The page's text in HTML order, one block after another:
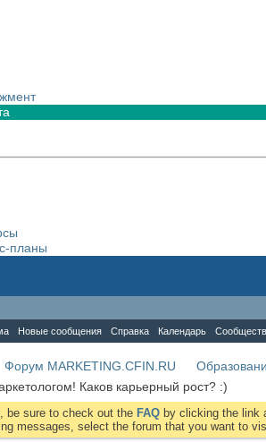
планы
Новые сообщения Справка Календарь
Форум MARKETING.CFIN.RU
Каков карьерный рост? :)
be sure to check out the FAQ by clicking the link
messages, select the forum that you want to